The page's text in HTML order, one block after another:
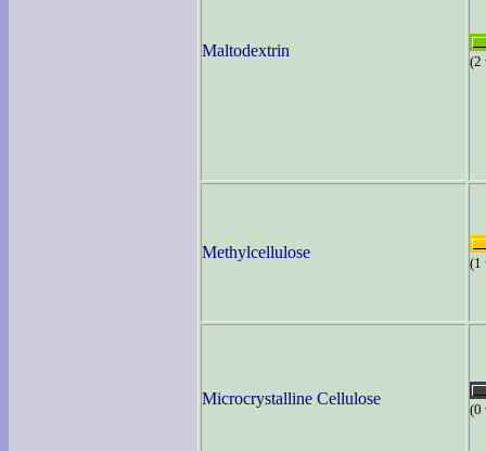
Maltodextrin
(2
Methylcellulose
(1
Microcrystalline Cellulose
(0